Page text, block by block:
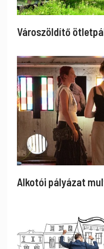
Városzöldítő
Alkotói pályázat